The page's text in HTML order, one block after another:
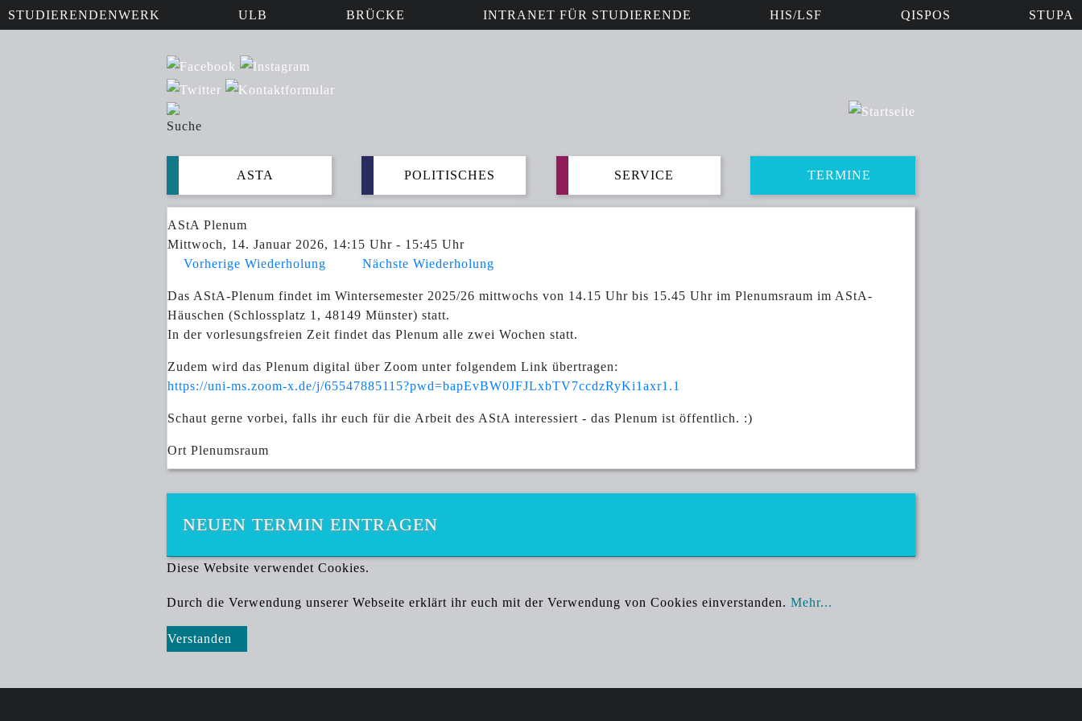
STUDIERENDENWERK ULB BRÜCKE INTRANET FÜR STUDIERENDE HIS/LSF QISPOS STUPA
ASTA POLITISCHES SERVICE TERMINE
AStA Plenum
Mittwoch, 14. Januar 2026, 14:15 Uhr - 15:45 Uhr
Vorherige Wiederholung
Nächste Wiederholung
Das AStA-Plenum findet im Wintersemester 2025/26 mittwochs von 14.15 Uhr bis 15.45 Uhr im Plenumsraum im AStA-
Häuschen (Schlossplatz 1, 48149 Münster) statt.
In der vorlesungsfreien Zeit findet das Plenum alle zwei Wochen statt.
Zudem wird das Plenum digital über Zoom unter folgendem Link übertragen:
https://uni-ms.zoom-x.de/j/65547885115?pwd=bapEvBW0JFJLxbTV7ccdzRyKi1axr1.1
Schaut gerne vorbei, falls ihr euch für die Arbeit des AStA interessiert - das Plenum ist öffentlich. :)
Ort Plenumsraum
NEUEN TERMIN EINTRAGEN
Diese Website verwendet Cookies.
Durch die Verwendung unserer Webseite erklärt ihr euch mit der Verwendung von Cookies einverstanden. Mehr...
Verstanden